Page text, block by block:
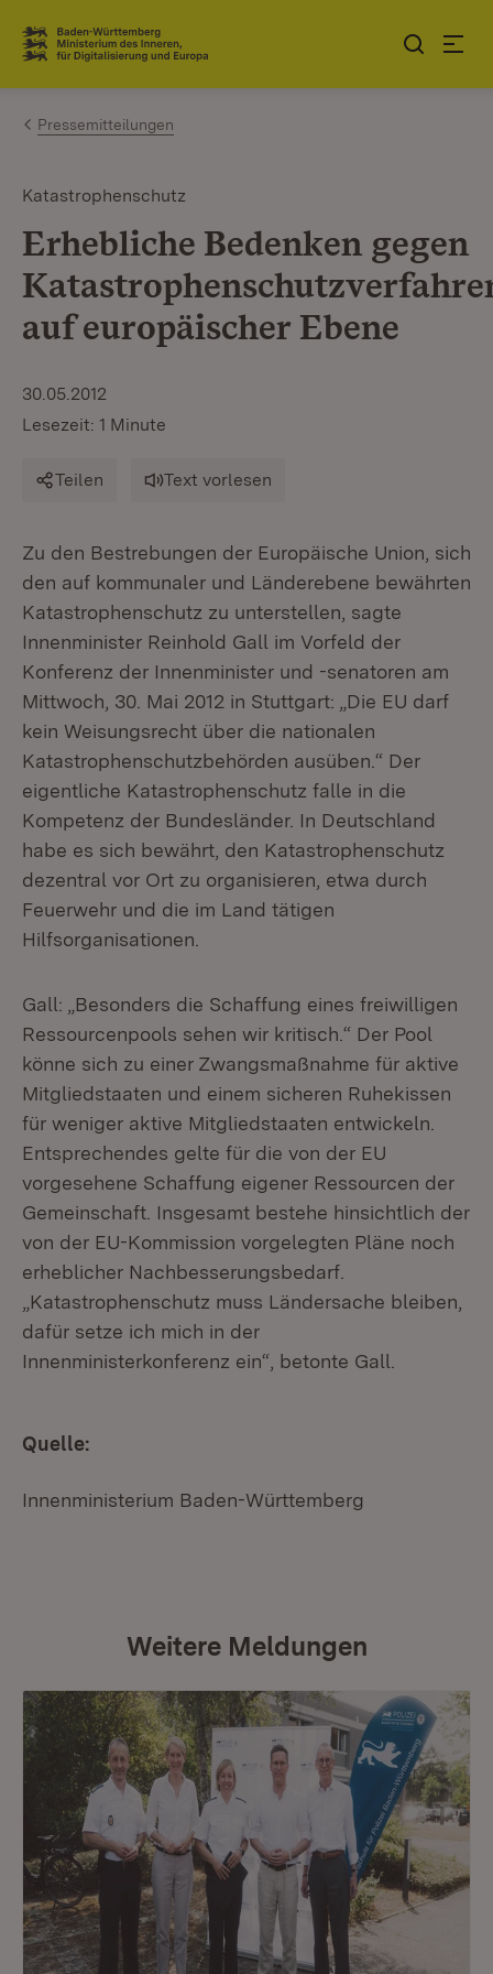
Zum Inhalt springen
Link zur Startseite
Pressemitteilungen
Katastrophenschutz
Erhebliche Bedenken gegen
auf europäischer Ebene
30.05.2012
Lesezeit: 1 Minute
Teilen Text vorlesen
Zu den Bestrebungen der Europäische Union, sich
den auf kommunaler und Länderebene bewährten
Katastrophenschutz zu unterstellen, sagte
Innenminister Reinhold Gall im Vorfeld der
Konferenz der Innenminister und -senatoren am
Mittwoch, 30. Mai 2012 in Stuttgart: „Die EU darf
kein Weisungsrecht über die nationalen
Katastrophenschutzbehörden ausüben.“ Der
eigentliche Katastrophenschutz falle in die
Kompetenz der Bundesländer. In Deutschland
habe es sich bewährt, den Katastrophenschutz
dezentral vor Ort zu organisieren, etwa durch
Feuerwehr und die im Land tätigen
Hilfsorganisationen.
Gall: „Besonders die Schaffung eines freiwilligen
Ressourcenpools sehen wir kritisch.“ Der Pool
könne sich zu einer Zwangsmaßnahme für aktive
Mitgliedstaaten und einem sicheren Ruhekissen
für weniger aktive Mitgliedstaaten entwickeln.
Entsprechendes gelte für die von der EU
vorgesehene Schaffung eigener Ressourcen der
Gemeinschaft. Insgesamt bestehe hinsichtlich der
von der EU-Kommission vorgelegten Pläne noch
erheblicher Nachbesserungsbedarf.
„Katastrophenschutz muss Ländersache bleiben,
dafür setze ich mich in der
Innenministerkonferenz ein“, betonte Gall.
Quelle:
Innenministerium Baden-Württemberg
Weitere Meldungen